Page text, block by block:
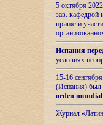
5 октября
зав.
приняли
Испания
условиях
15-16
(Испания) был
orden
Журнал